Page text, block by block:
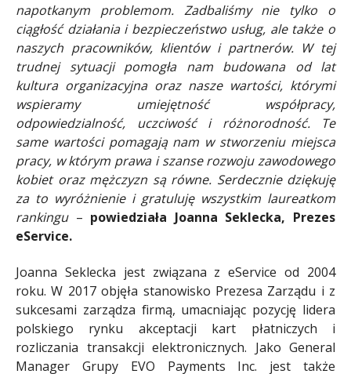
napotkanym problemom. Zadbaliśmy nie tylko o
ciągłość działania i bezpieczeństwo usług, ale także o
naszych pracowników, klientów i partnerów. W tej
trudnej sytuacji pomogła nam budowana od lat
kultura organizacyjna oraz nasze wartości, którymi
wspieramy umiejętność współpracy,
odpowiedzialność, uczciwość i różnorodność. Te
same wartości pomagają nam w stworzeniu miejsca
pracy, w którym prawa i szanse rozwoju zawodowego
kobiet oraz mężczyzn są równe. Serdecznie dziękuję
za to wyróżnienie i gratuluję wszystkim laureatkom
rankingu– powiedziała Joanna Seklecka, Prezes
eService.
Joanna Seklecka jest związana z eService od 2004
roku. W 2017 objęła stanowisko Prezesa Zarządu i z
sukcesami zarządza firmą, umacniając pozycję lidera
polskiego rynku akceptacji kart płatniczych i
rozliczania transakcji elektronicznych. Jako General
Manager Grupy EVO Payments Inc. jest także